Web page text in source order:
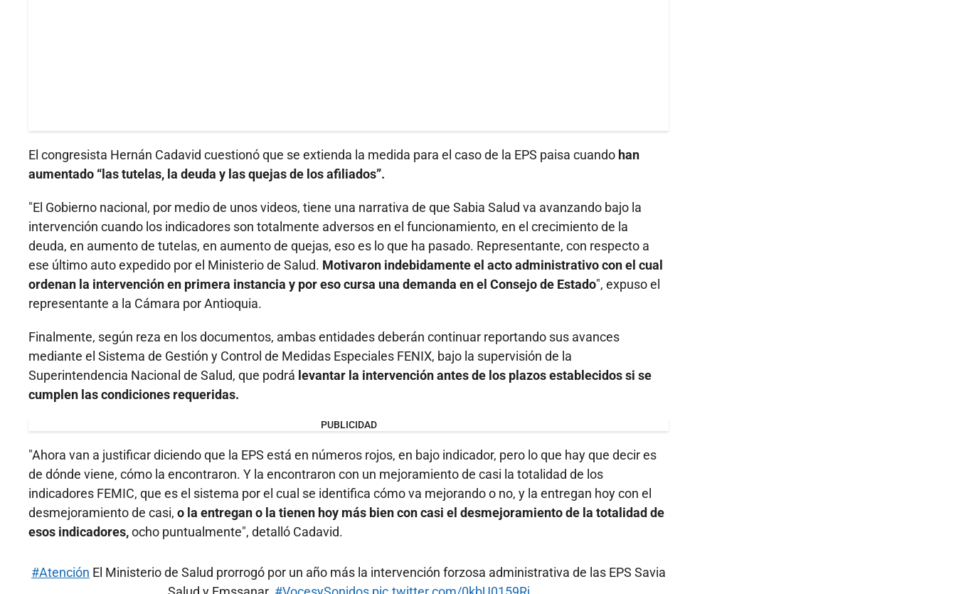
El congresista Hernán Cadavid cuestionó que se extienda la medida para el caso de la EPS paisa cuando han
aumentado “las tutelas, la deuda y las quejas de los afiliados”.
"El Gobierno nacional, por medio de unos videos, tiene una narrativa de que Sabia Salud va avanzando bajo la
intervención cuando los indicadores son totalmente adversos en el funcionamiento, en el crecimiento de la
deuda, en aumento de tutelas, en aumento de quejas, eso es lo que ha pasado. Representante, con respecto a
ese último auto expedido por el Ministerio de Salud. Motivaron indebidamente el acto administrativo con el cual
ordenan la intervención en primera instancia y por eso cursa una demanda en el Consejo de Estado", expuso el
representante a la Cámara por Antioquia.
Finalmente, según reza en los documentos, ambas entidades deberán continuar reportando sus avances
mediante el Sistema de Gestión y Control de Medidas Especiales FENIX, bajo la supervisión de la
Superintendencia Nacional de Salud, que podrá levantar la intervención antes de los plazos establecidos si se
cumplen las condiciones requeridas.
PUBLICIDAD
"Ahora van a justificar diciendo que la EPS está en números rojos, en bajo indicador, pero lo que hay que decir es
de dónde viene, cómo la encontraron. Y la encontraron con un mejoramiento de casi la totalidad de los
indicadores FEMIC, que es el sistema por el cual se identifica cómo va mejorando o no, y la entregan hoy con el
desmejoramiento de casi, o la entregan o la tienen hoy más bien con casi el desmejoramiento de la totalidad de
esos indicadores,ocho puntualmente", detalló Cadavid.
#Atención El Ministerio de Salud prorrogó por un año más la intervención forzosa administrativa de las EPS Savia